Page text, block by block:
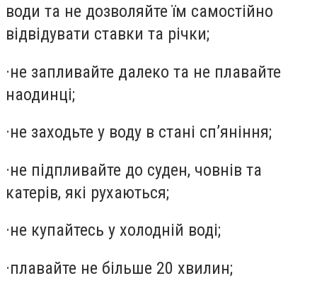
води та не дозволяйте їм самостійно
відвідувати ставки та річки;
·не запливайте далеко та не плавайте
наодинці;
·не заходьте у воду в стані сп’яніння;
·не підпливайте до суден, човнів та
катерів, які рухаються;
·не купайтесь у холодній воді;
·плавайте не більше 20 хвилин;